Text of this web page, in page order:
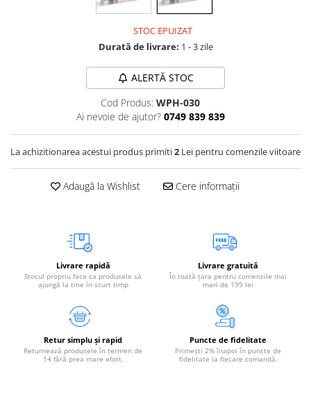
Periaj și Descâlcit Câini
Dispozitive pentru administrare
Covorașe absorbante
Dispozitive pentru administrare
Rucsace și Articole de Transport
Hrănire
Tiroida și Hormoni
STOC EPUIZAT
Durată de livrare: 1 - 3 zile
ALERTĂ STOC
Cod Produs: WPH-030
Ai nevoie de ajutor? 0749 839 839
La achizitionarea acestui produs primiti2 Lei pentru comenzile viitoare
Adaugă la Wishlist Cere informații
Livrare rapidă
Stocul propriu face ca produsele să
ajungă la tine în scurt timp
Livrare gratuită
În toată țara pentru comenzile mai
mari de 199 lei
Retur simplu și rapid
Returnează produsele în termen de
14 fără prea mare efort.
Puncte de fidelitate
Primești 2% înapoi în puncte de
fidelitate la fiecare comandă.